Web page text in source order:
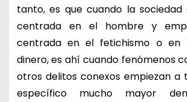
tanto, es que cuando la
centrada en el hombre y
centrada en el fetichismo o en
dinero, es ahí cuando fenómenos
otros delitos conexos empiezan a
específico mucho mayor